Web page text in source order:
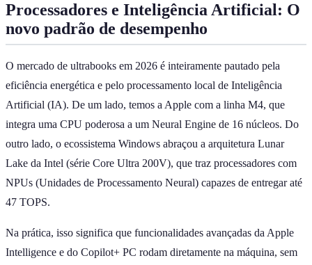
Processadores e Inteligência Artificial: O
novo padrão de desempenho
O mercado de ultrabooks em 2026 é inteiramente pautado pela
eficiência energética e pelo processamento local de Inteligência
Artificial (IA). De um lado, temos a Apple com a linha M4, que
integra uma CPU poderosa a um Neural Engine de 16 núcleos. Do
outro lado, o ecossistema Windows abraçou a arquitetura Lunar
Lake da Intel (série Core Ultra 200V), que traz processadores com
NPUs (Unidades de Processamento Neural) capazes de entregar até
47 TOPS.
Na prática, isso significa que funcionalidades avançadas da Apple
Intelligence e do Copilot+ PC rodam diretamente na máquina, sem